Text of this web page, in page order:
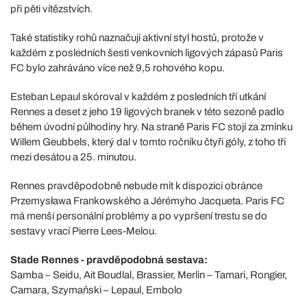
při pěti vítězstvích.
Také statistiky rohů naznačují aktivní styl hostů, protože v
každém z posledních šesti venkovních ligových zápasů Paris
FC bylo zahráváno více než 9,5 rohového kopu.
Esteban Lepaul skóroval v každém z posledních tří utkání
Rennes a deset z jeho 19 ligových branek v této sezoně padlo
během úvodní půlhodiny hry. Na straně Paris FC stojí za zmínku
Willem Geubbels, který dal v tomto ročníku čtyři góly, z toho tři
mezi desátou a 25. minutou.
Rennes pravděpodobně nebude mít k dispozici obránce
Przemysława Frankowského a Jérémyho Jacqueta. Paris FC
má menší personální problémy a po vypršení trestu se do
sestavy vrací Pierre Lees-Melou.
Stade Rennes - pravděpodobná sestava:
Samba – Seidu, Ait Boudlal, Brassier, Merlin – Tamari, Rongier,
Camara, Szymaňski – Lepaul, Embolo